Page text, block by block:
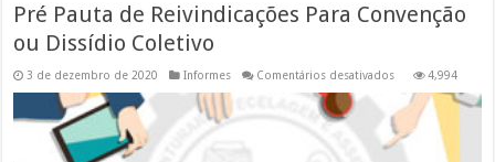
Pré Pauta de Reivindicações Para Convenção
ou Dissídio Coletivo
3 de dezembro de 2020 Informes Comentários desativadosem
Pauta
de
Reivindicações
Para
Convenção
4,994